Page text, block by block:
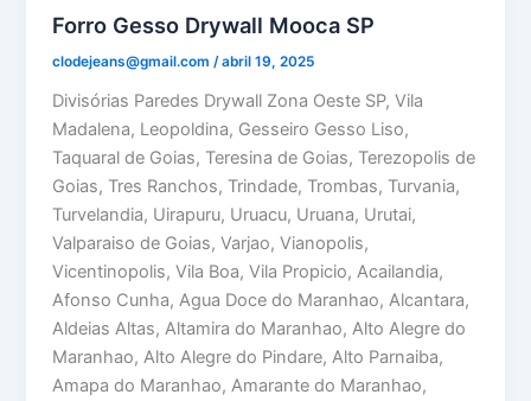
Forro Gesso Drywall Mooca SP
clodejeans@gmail.com/abril 19, 2025
Divisórias Paredes Drywall Zona Oeste SP, Vila
Madalena, Leopoldina, Gesseiro Gesso Liso,
Taquaral de Goias, Teresina de Goias, Terezopolis de
Goias, Tres Ranchos, Trindade, Trombas, Turvania,
Turvelandia, Uirapuru, Uruacu, Uruana, Urutai,
Valparaiso de Goias, Varjao, Vianopolis,
Vicentinopolis, Vila Boa, Vila Propicio, Acailandia,
Afonso Cunha, Agua Doce do Maranhao, Alcantara,
Aldeias Altas, Altamira do Maranhao, Alto Alegre do
Maranhao, Alto Alegre do Pindare, Alto Parnaiba,
Amapa do Maranhao, Amarante do Maranhao,